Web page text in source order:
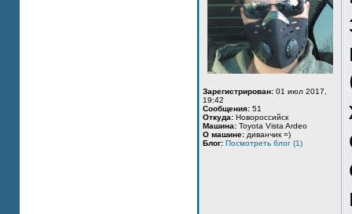
Зарегистрирован: 01 июл 2017,
19:42
Сообщения: 51
Откуда: Новороссийск
Машина: Toyota Vista Ardeo
О машине: диванчик =)
Блог: Посмотреть блог (1)